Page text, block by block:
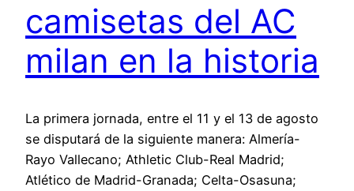
camisetas del AC
milan en la historia
La primera jornada, entre el 11 y el 13 de agosto
se disputará de la siguiente manera: Almería-
Rayo Vallecano; Athletic Club-Real Madrid;
Atlético de Madrid-Granada; Celta-Osasuna;